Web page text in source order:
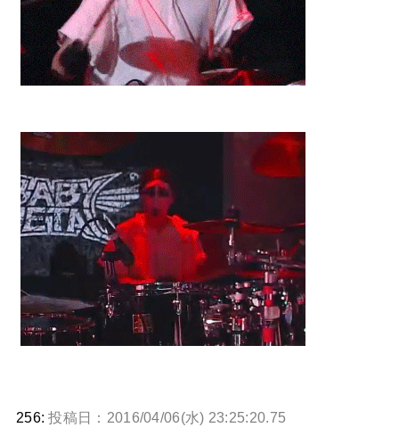
256:投稿日：2016/04/06(水) 23:25:20.75